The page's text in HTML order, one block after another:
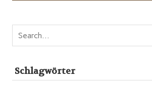
Schlagwörter